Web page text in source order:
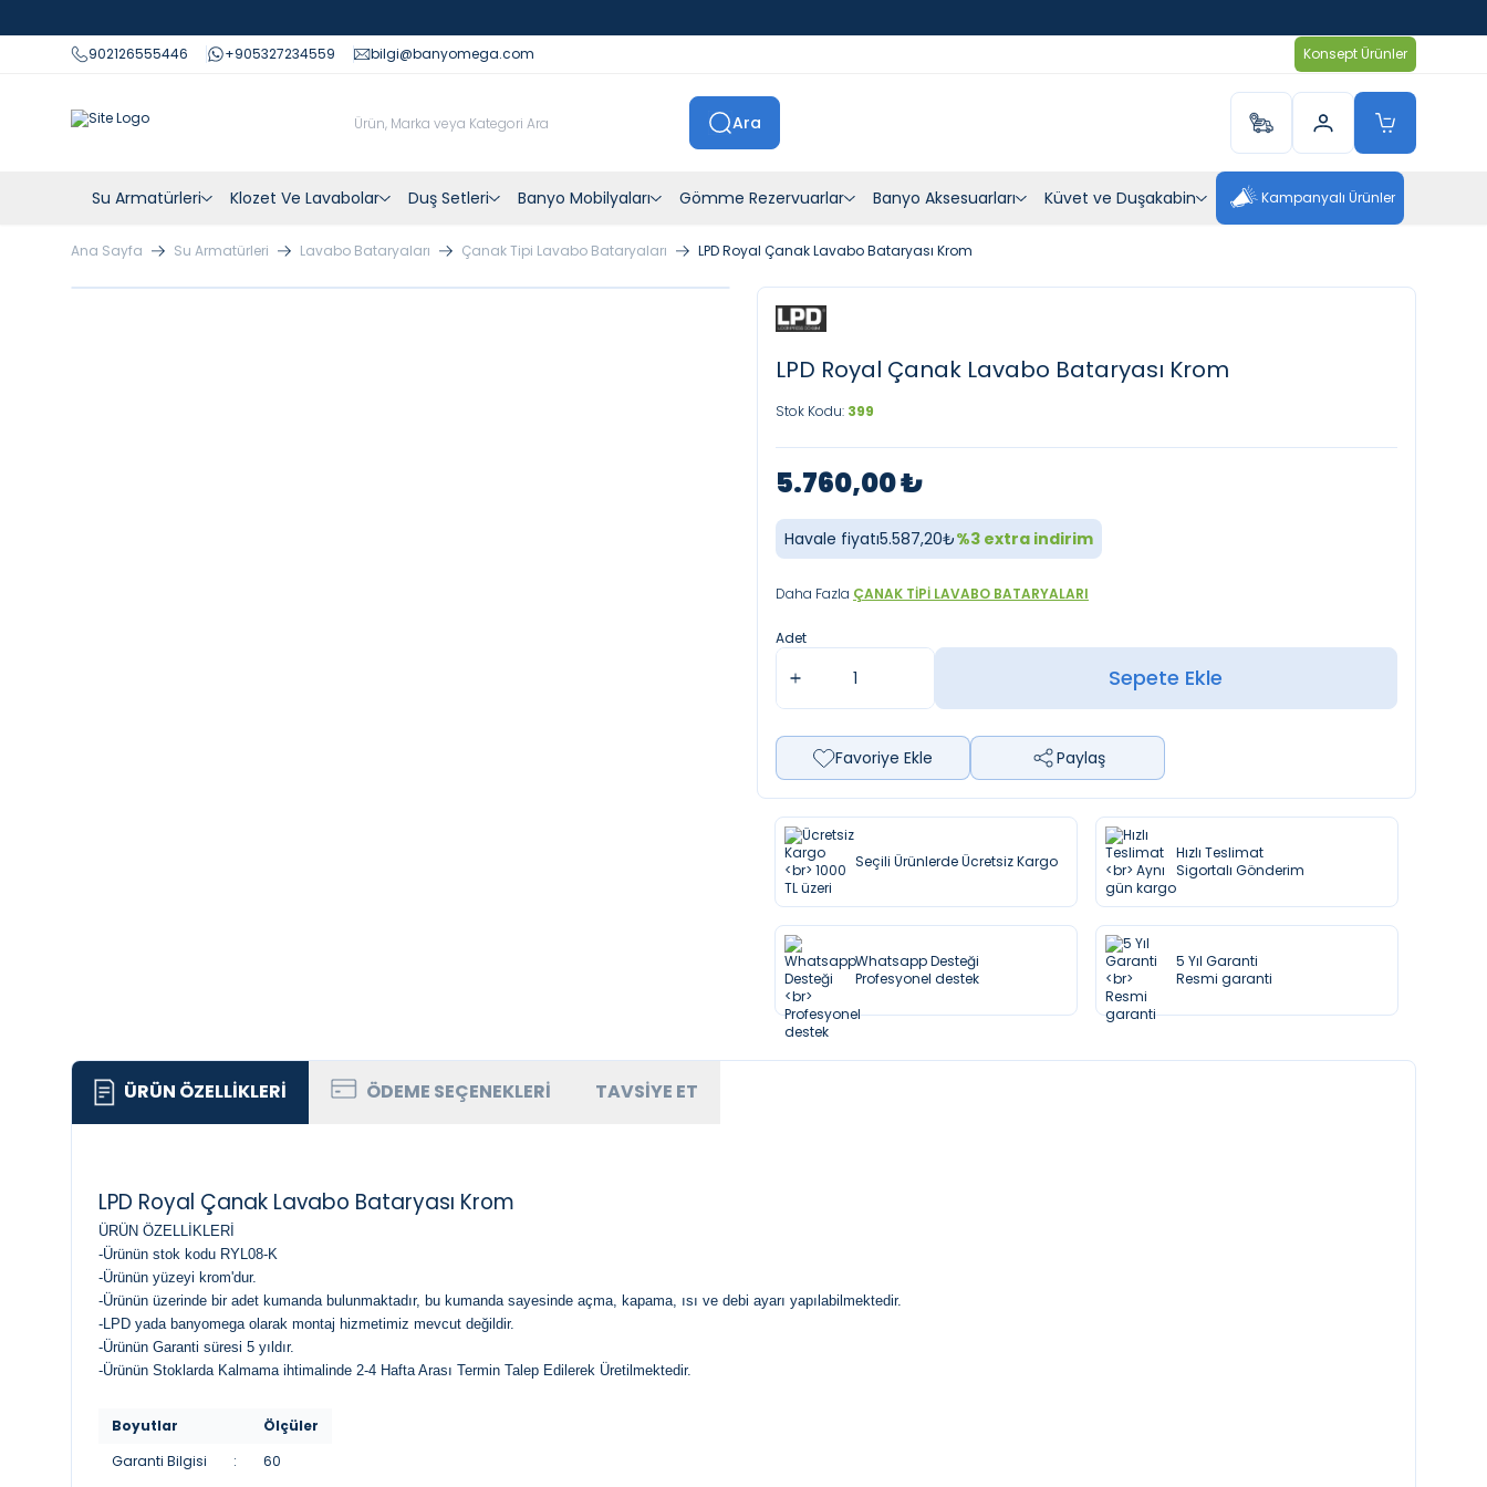
902126555446
+905327234559 bilgi@banyomega.com Konsept Ürünler
Ara
Su Armatürleri Klozet Ve Lavabolar Duş Setleri Banyo Mobilyaları Gömme Rezervuarlar Banyo Aksesuarları Küvet ve Duşakabin Kampanyalı Ürünler
Ana Sayfa Su Armatürleri Lavabo Bataryaları Çanak Tipi Lavabo Bataryaları LPD Royal Çanak Lavabo Bataryası Krom
LPD Royal Çanak Lavabo Bataryası Krom
Stok Kodu: 399
5.760,00₺
Havale fiyatı5.587,20₺%3extra indirim
Daha Fazla ÇANAK TIPI LAVABO BATARYALARI
Adet
Sepete Ekle
Favoriye Ekle Paylaş
Seçili Ürünlerde Ücretsiz Kargo
Hızlı Teslimat
Sigortalı Gönderim
Whatsapp Desteği
Profesyonel destek
5 Yıl Garanti
Resmi garanti
ÜRÜN ÖZELLIKLERI ÖDEME SEÇENEKLERI TAVSIYE ET
LPD Royal Çanak Lavabo Bataryası Krom
ÜRÜN ÖZELLİKLERİ
-Ürünün stok kodu RYL08-K
-Ürünün yüzeyi krom'dur.
-Ürünün üzerinde bir adet kumanda bulunmaktadır, bu kumanda sayesinde açma, kapama, ısı ve debi ayarı yapılabilmektedir.
-LPD yada banyomega olarak montaj hizmetimiz mevcut değildir.
-Ürünün Garanti süresi 5 yıldır.
-Ürünün Stoklarda Kalmama ihtimalinde 2-4 Hafta Arası Termin Talep Edilerek Üretilmektedir.
Boyutlar
Ölçüler
Garanti Bilgisi
: 60